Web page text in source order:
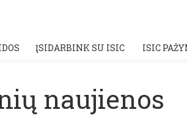
ĮSIDARBINK SU ISIC ISIC
naujienos